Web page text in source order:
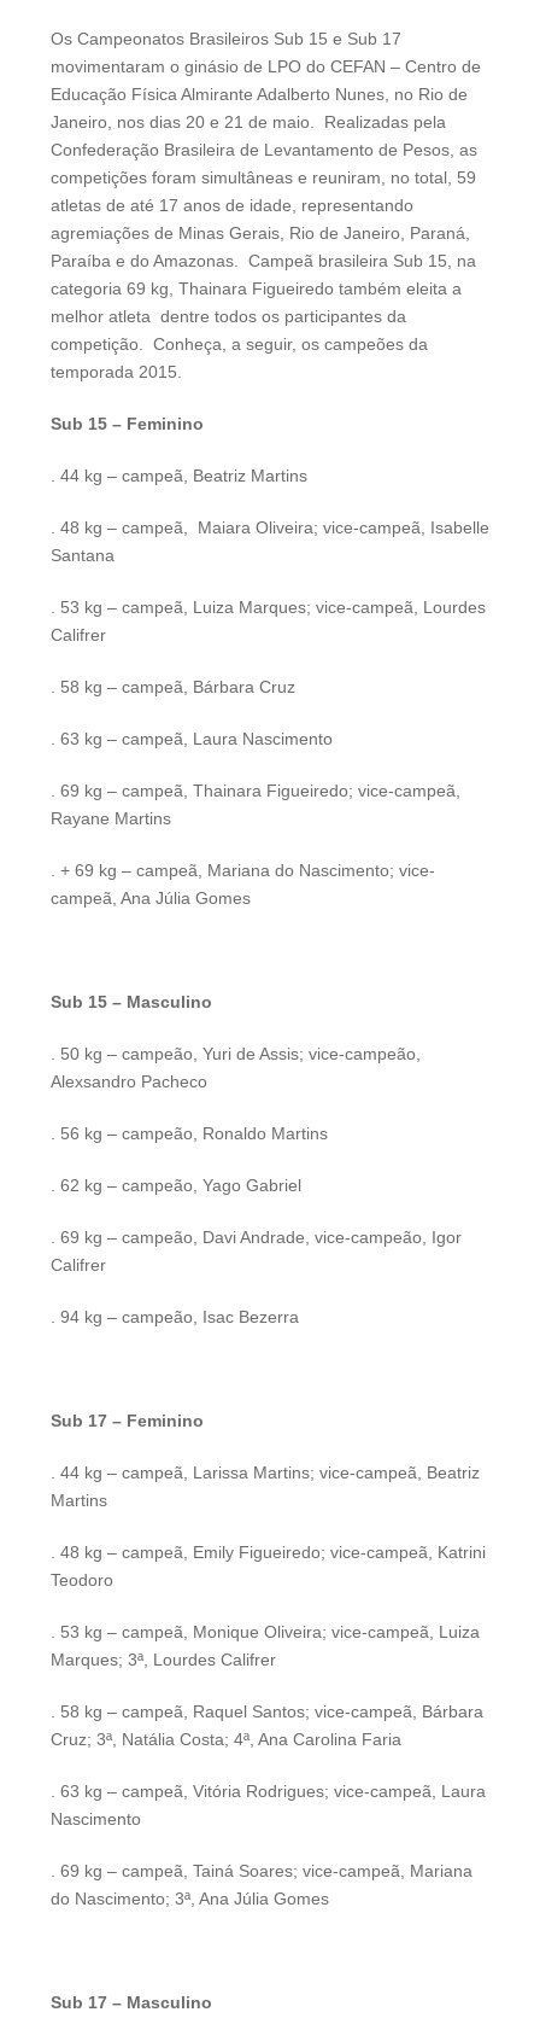
Os Campeonatos Brasileiros Sub 15 e Sub 17
movimentaram o ginásio de LPO do CEFAN – Centro de
Educação Física Almirante Adalberto Nunes, no Rio de
Janeiro, nos dias 20 e 21 de maio. Realizadas pela
Confederação Brasileira de Levantamento de Pesos, as
competições foram simultâneas e reuniram, no total, 59
atletas de até 17 anos de idade, representando
agremiações de Minas Gerais, Rio de Janeiro, Paraná,
Paraíba e do Amazonas. Campeã brasileira Sub 15, na
categoria 69 kg, Thainara Figueiredo também eleita a
melhor atleta dentre todos os participantes da
competição. Conheça, a seguir, os campeões da
temporada 2015.
Sub 15 – Feminino
. 44 kg – campeã, Beatriz Martins
. 48 kg – campeã, Maiara Oliveira; vice-campeã, Isabelle
Santana
. 53 kg – campeã, Luiza Marques; vice-campeã, Lourdes
Califrer
. 58 kg – campeã, Bárbara Cruz
. 63 kg – campeã, Laura Nascimento
. 69 kg – campeã, Thainara Figueiredo; vice-campeã,
Rayane Martins
. + 69 kg – campeã, Mariana do Nascimento; vice-
campeã, Ana Júlia Gomes
Sub 15 – Masculino
. 50 kg – campeão, Yuri de Assis; vice-campeão,
Alexsandro Pacheco
. 56 kg – campeão, Ronaldo Martins
. 62 kg – campeão, Yago Gabriel
. 69 kg – campeão, Davi Andrade, vice-campeão, Igor
Califrer
. 94 kg – campeão, Isac Bezerra
Sub 17 – Feminino
. 44 kg – campeã, Larissa Martins; vice-campeã, Beatriz
Martins
. 48 kg – campeã, Emily Figueiredo; vice-campeã, Katrini
Teodoro
. 53 kg – campeã, Monique Oliveira; vice-campeã, Luiza
Marques; 3ª, Lourdes Califrer
. 58 kg – campeã, Raquel Santos; vice-campeã, Bárbara
Cruz; 3ª, Natália Costa; 4ª, Ana Carolina Faria
. 63 kg – campeã, Vitória Rodrigues; vice-campeã, Laura
Nascimento
. 69 kg – campeã, Tainá Soares; vice-campeã, Mariana
do Nascimento; 3ª, Ana Júlia Gomes
Sub 17 – Masculino